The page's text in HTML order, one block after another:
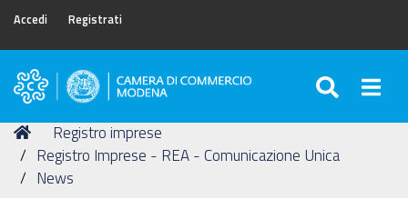
Accedi Registrati
Camera
Commercio
di
Modena
Tu
sei
qui:
Home
Registro imprese
Registro Imprese - REA - Comunicazione Unica
News